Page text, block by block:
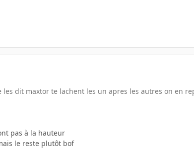
dit maxtor te lachent les un apres les autres on en
pas à la hauteur
le reste plutôt bof